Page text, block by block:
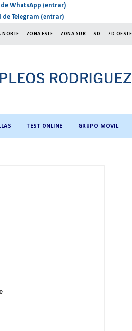
de WhatsApp (entrar)
de Telegram (entrar)
NORTE ZONA ESTE ZONA SUR SD SD OESTE
TEST ONLINE GRUPO MOVIL